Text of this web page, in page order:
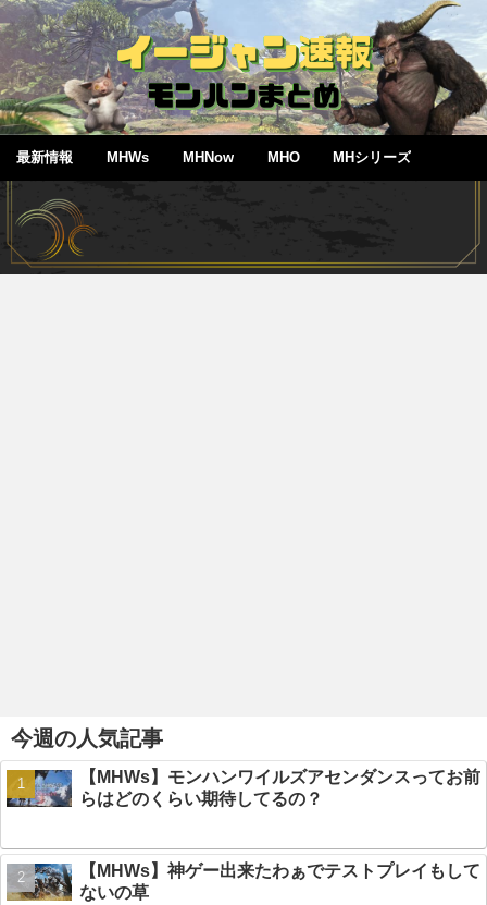
最新情報 MHWs MHNow MHO MHシリーズ
今週の人気記事
【MHWs】モンハンワイルズアセンダンスってお前
らはどのくらい期待してるの？
【MHWs】神ゲー出来たわぁでテストプレイもして
ないの草